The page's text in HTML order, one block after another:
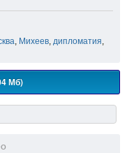
, Михеев, дипломатия,
Мб)